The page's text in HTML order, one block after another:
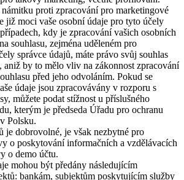
námitku proti zpracování pro marketingové
již moci vaše osobní údaje pro tyto účely
kdy je zpracování vašich osobních
souhlasu, zejména uděleném pro
správce údajů, máte právo svůj souhlas
by to mělo vliv na zákonnost zpracování
před jeho odvoláním. Pokud se
údaje jsou zpracovávány v rozporu s
můžete podat stížnost u příslušného
kterým je předseda Úřadu pro ochranu
Polsku.
je dobrovolné, je však nezbytné pro
o poskytování informačních a vzdělávacích
o demo účtu.
mohou být předány následujícím
bankám, subjektům poskytujícím služby